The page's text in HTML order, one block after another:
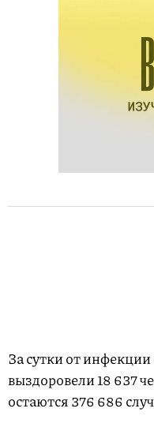
За сутки от инфекции
выздоровели 18 637
остаются 376 686